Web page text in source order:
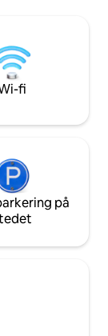
forbedre jeres
Mulighed: - det røde værelse 🫦 60 euro
– ind-/udtjekning
fi
på